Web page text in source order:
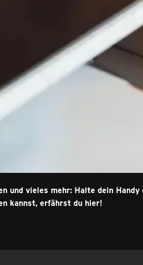
und vieles mehr: Halte dein
kannst, erfährst du hier!